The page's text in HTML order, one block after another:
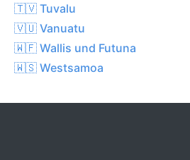
🇹🇻 Tuvalu
🇻🇺 Vanuatu
🇼🇫 Wallis und Futuna
🇼🇸 Westsamoa